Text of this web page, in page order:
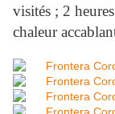
visités ; 2
chaleur